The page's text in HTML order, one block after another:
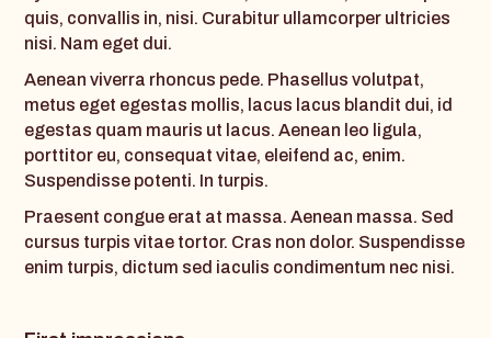
quis, convallis in, nisi. Curabitur ullamcorper ultricies
nisi. Nam eget dui.
Aenean viverra rhoncus pede. Phasellus volutpat,
metus eget egestas mollis, lacus lacus blandit dui, id
egestas quam mauris ut lacus. Aenean leo ligula,
porttitor eu, consequat vitae, eleifend ac, enim.
Suspendisse potenti. In turpis.
Praesent congue erat at massa. Aenean massa. Sed
cursus turpis vitae tortor. Cras non dolor. Suspendisse
enim turpis, dictum sed iaculis condimentum nec nisi.